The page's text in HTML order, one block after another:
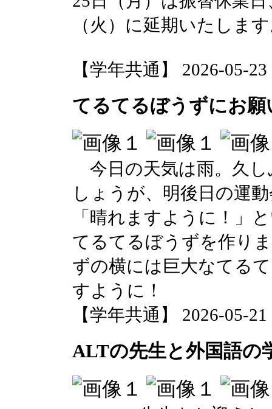
（火）に延期いたしま
【学年共通】 2026-05-
てるてるぼうずにお願
今日の天気は雨。久
しょうが、明後日の運
「晴れますように！」
てるてるぼうずを作り
ずの横には巨大なてる
すように！
【学年共通】 2026-05-
ALTの先生と外国語の